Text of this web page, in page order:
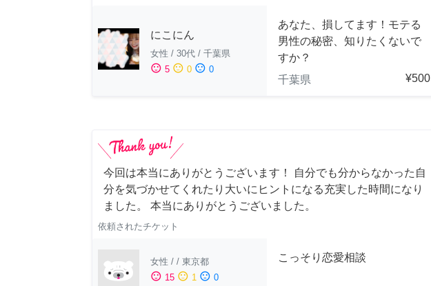
にこにん
女性 / 30代 / 千葉県
sentiment_satisfied 5 sentiment_neutral 0 sentiment_dissatisfied 0
あなた、損してます！モテる
男性の秘密、知りたくないで
すか？
千葉県
¥500
今回は本当にありがとうございます！ 自分でも分からなかった自
分を気づかせてくれたり大いにヒントになる充実した時間になり
ました。 本当にありがとうございました。
依頼されたチケット
女性 / / 東京都
sentiment_satisfied 15 sentiment_neutral 1 sentiment_dissatisfied 0
こっそり恋愛相談